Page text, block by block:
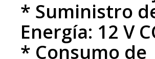
* Suministro
Energía: 12 V
* Consumo de